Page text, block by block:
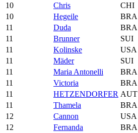
10
Chris CHI
10
Hegeile BRA
11
Duda BRA
11
Brunner SUI
11
Kolinske USA
11
Mäder SUI
11
Maria Antonelli BRA
11
Victoria BRA
11
HETZENDORFER AUT
11
Thamela BRA
12
Cannon USA
12
Fernanda BRA